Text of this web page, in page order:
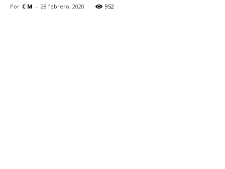
Por C M - 28 febrero, 2020 952